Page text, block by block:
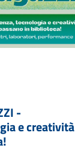
-
e creatività